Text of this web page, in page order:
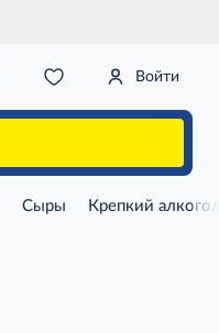
Войти
Сыры Крепкий